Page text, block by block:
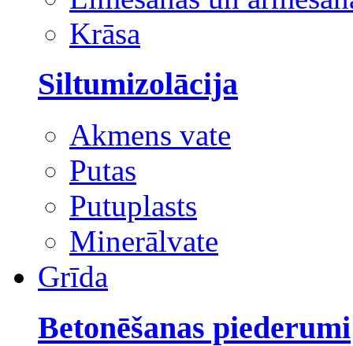
Krāsa
Siltumizolācija
Akmens vate
Putas
Putuplasts
Minerālvate
Grīda
Betonēšanas piederumi